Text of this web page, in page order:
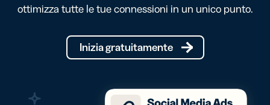
ottimizza tutte le tue connessioni in un unico punto.
Inizia gratuitamente